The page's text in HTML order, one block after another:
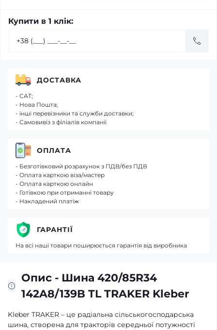
Купити в 1 клік:
Опис - Шина 420/85R34
142A8/139B TL TRAKER Kleber
Kleber TRAKER – це радіальна сільськогосподарська
шина, створена для тракторів середньої потужності
ДОСТАВКА
- САТ;
- Нова Пошта;
- інші перевізники та служби доставки;
- Самовивіз з філіалів компанії
ОПЛАТА
- Безготівковий розрахунок з ПДВ/без ПДВ
- Оплата карткою віза/мастер
- Оплата карткою онлайн
- Готівкою при отриманні товару
- Накладений платіж
ГАРАНТІЇ
На всі наші товари поширюється гарантія від виробника